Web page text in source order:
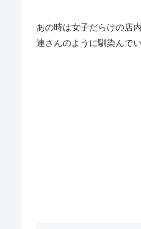
あの時は女子だらけの店
連さんのように馴染んで